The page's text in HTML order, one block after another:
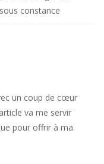
constance
un coup de cœur
va me servir
pour offrir à ma